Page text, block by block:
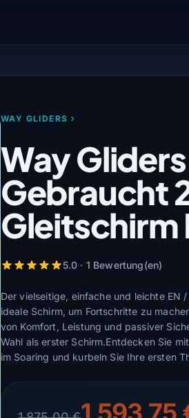
WAY GLIDERS
Way
Gebraucht
Gleitschirm
5.0 · 1 Bewertung(en)
Der vielseitige, einfache und leichte EN
ideale Schirm, um Fortschritte zu
von Komfort, Leistung und passiver
Wahl als erster Schirm.Entdecken Sie
im Soaring und kurbeln Sie Ihre ersten